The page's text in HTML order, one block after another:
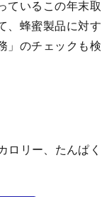
ているこの年末取
、蜂蜜製品に対す
」のチェックも検
リー、たんぱく